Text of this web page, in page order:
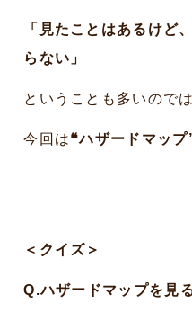
「見たことはあるけど
らない」
ということも多いので
今回は❝ハザードマップ
＜クイズ＞
Q.ハザードマップを見